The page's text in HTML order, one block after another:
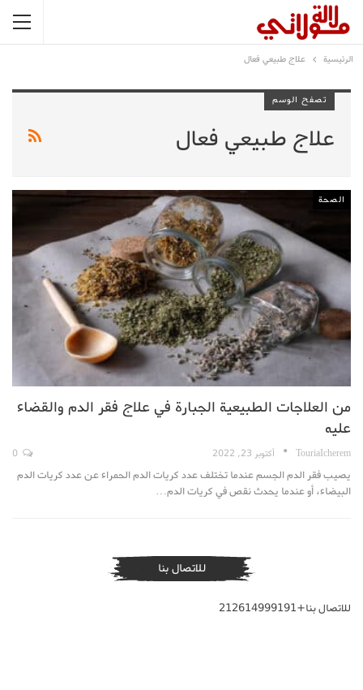
الرئيسية علاج طبيعي فعال
تصفح الوسم
علاج طبيعي فعال
الصحة
من العلاجات الطبيعية الجبارة في علاج فقر الدم والقضاء
عليه
TouriaIcherem أكتوبر 23, 2022
يصيب فقر الدم الجسم عندما تختلف عدد كريات الدم الحمراء عن عدد كريات الدم
البيضاء، أو عندما يحدث نقص في كريات الدم…
للاتصال بنا
للاتصال بنا+212614999191